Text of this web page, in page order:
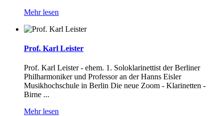
Mehr lesen
Prof. Karl Leister
Prof. Karl Leister - ehem. 1. Soloklarinettist der Berliner
Philharmoniker und Professor an der Hanns Eisler
Musikhochschule in Berlin Die neue Zoom - Klarinetten -
Birne ...
Mehr lesen